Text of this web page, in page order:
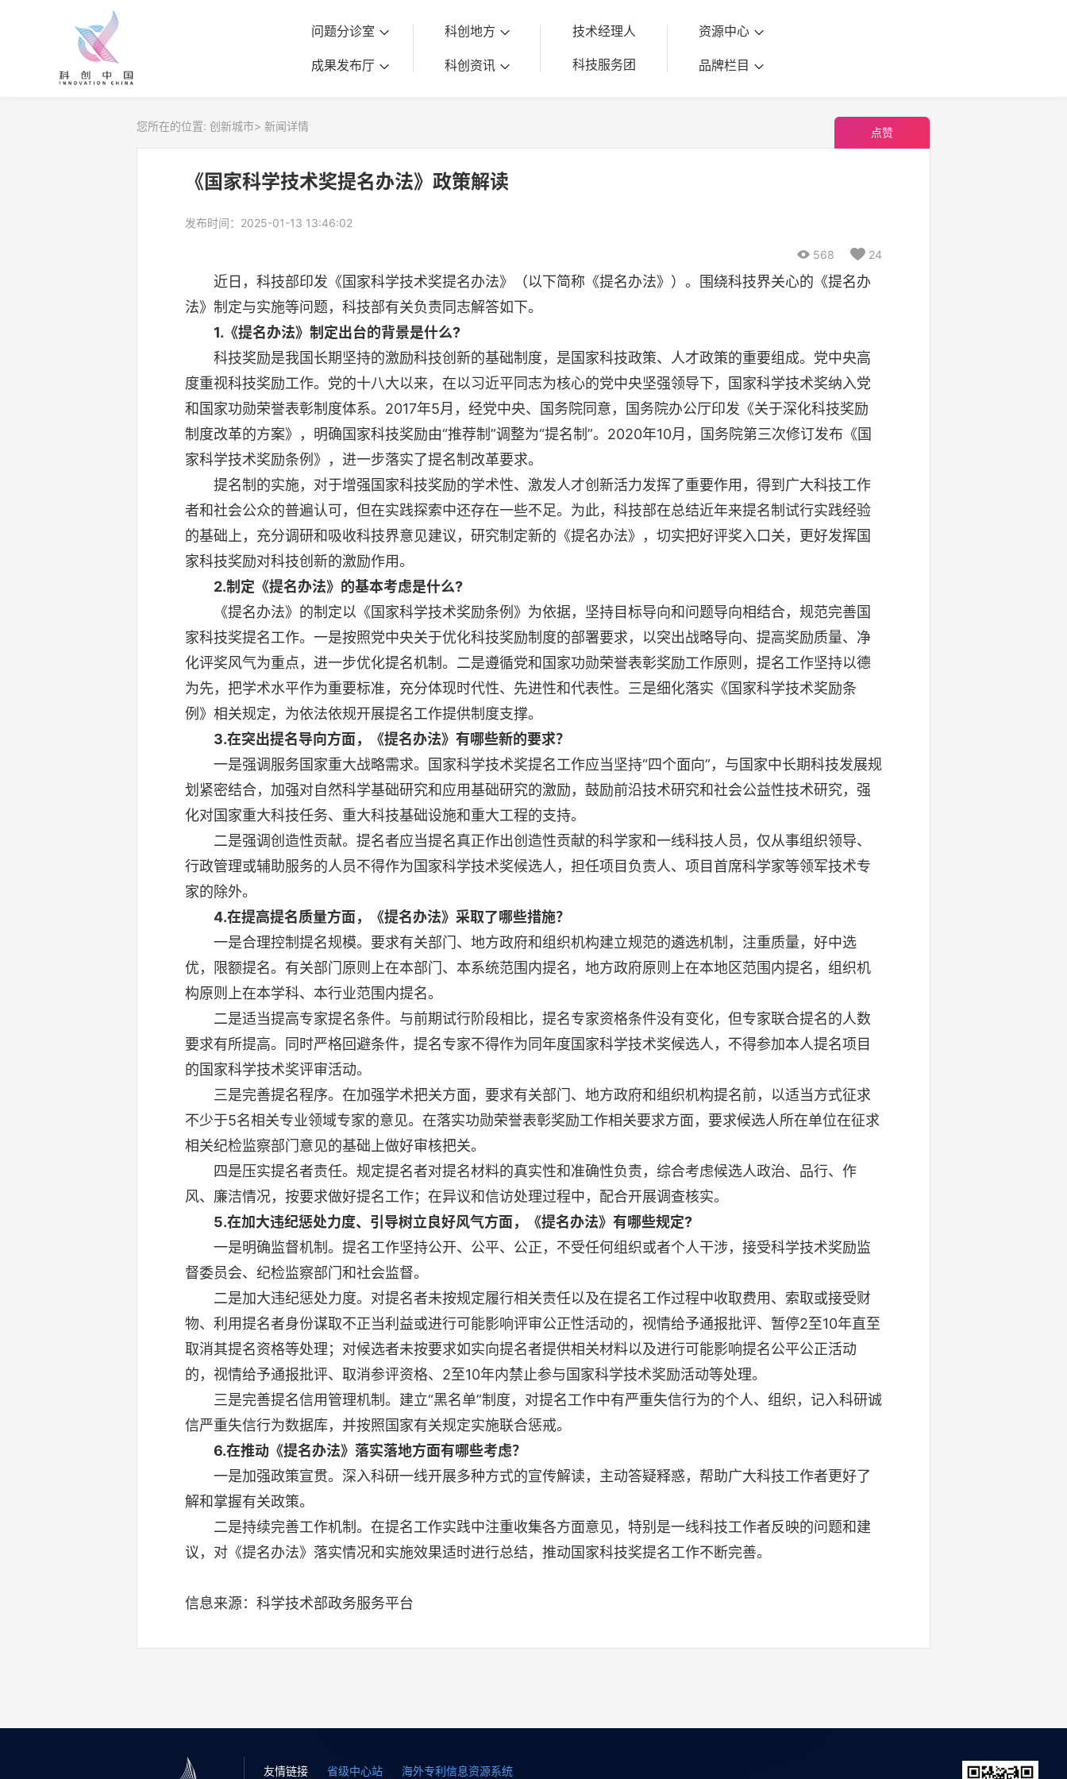
问题分诊室
成果发布厅
科创地方
科创资讯
技术经理人
科技服务团
资源中心
品牌栏目
您所在的位置: 创新城市> 新闻详情 点赞
《国家科学技术奖提名办法》政策解读
发布时间：2025-01-13 13:46:02
 24
 568
近日，科技部印发《国家科学技术奖提名办法》（以下简称《提名办法》）。围绕科技界关心的《提名办
法》制定与实施等问题，科技部有关负责同志解答如下。
1.《提名办法》制定出台的背景是什么?
科技奖励是我国长期坚持的激励科技创新的基础制度，是国家科技政策、人才政策的重要组成。党中央高
度重视科技奖励工作。党的十八大以来，在以习近平同志为核心的党中央坚强领导下，国家科学技术奖纳入党
和国家功勋荣誉表彰制度体系。2017年5月，经党中央、国务院同意，国务院办公厅印发《关于深化科技奖励
制度改革的方案》，明确国家科技奖励由“推荐制”调整为“提名制”。2020年10月，国务院第三次修订发布《国
家科学技术奖励条例》，进一步落实了提名制改革要求。
提名制的实施，对于增强国家科技奖励的学术性、激发人才创新活力发挥了重要作用，得到广大科技工作
者和社会公众的普遍认可，但在实践探索中还存在一些不足。为此，科技部在总结近年来提名制试行实践经验
的基础上，充分调研和吸收科技界意见建议，研究制定新的《提名办法》，切实把好评奖入口关，更好发挥国
家科技奖励对科技创新的激励作用。
2.制定《提名办法》的基本考虑是什么?
《提名办法》的制定以《国家科学技术奖励条例》为依据，坚持目标导向和问题导向相结合，规范完善国
家科技奖提名工作。一是按照党中央关于优化科技奖励制度的部署要求，以突出战略导向、提高奖励质量、净
化评奖风气为重点，进一步优化提名机制。二是遵循党和国家功勋荣誉表彰奖励工作原则，提名工作坚持以德
为先，把学术水平作为重要标准，充分体现时代性、先进性和代表性。三是细化落实《国家科学技术奖励条
例》相关规定，为依法依规开展提名工作提供制度支撑。
3.在突出提名导向方面，《提名办法》有哪些新的要求？
一是强调服务国家重大战略需求。国家科学技术奖提名工作应当坚持“四个面向”，与国家中长期科技发展规
划紧密结合，加强对自然科学基础研究和应用基础研究的激励，鼓励前沿技术研究和社会公益性技术研究，强
化对国家重大科技任务、重大科技基础设施和重大工程的支持。
二是强调创造性贡献。提名者应当提名真正作出创造性贡献的科学家和一线科技人员，仅从事组织领导、
行政管理或辅助服务的人员不得作为国家科学技术奖候选人，担任项目负责人、项目首席科学家等领军技术专
家的除外。
4.在提高提名质量方面，《提名办法》采取了哪些措施？
一是合理控制提名规模。要求有关部门、地方政府和组织机构建立规范的遴选机制，注重质量，好中选
优，限额提名。有关部门原则上在本部门、本系统范围内提名，地方政府原则上在本地区范围内提名，组织机
构原则上在本学科、本行业范围内提名。
二是适当提高专家提名条件。与前期试行阶段相比，提名专家资格条件没有变化，但专家联合提名的人数
要求有所提高。同时严格回避条件，提名专家不得作为同年度国家科学技术奖候选人，不得参加本人提名项目
的国家科学技术奖评审活动。
三是完善提名程序。在加强学术把关方面，要求有关部门、地方政府和组织机构提名前，以适当方式征求
不少于5名相关专业领域专家的意见。在落实功勋荣誉表彰奖励工作相关要求方面，要求候选人所在单位在征求
相关纪检监察部门意见的基础上做好审核把关。
四是压实提名者责任。规定提名者对提名材料的真实性和准确性负责，综合考虑候选人政治、品行、作
风、廉洁情况，按要求做好提名工作；在异议和信访处理过程中，配合开展调查核实。
5.在加大违纪惩处力度、引导树立良好风气方面，《提名办法》有哪些规定?
一是明确监督机制。提名工作坚持公开、公平、公正，不受任何组织或者个人干涉，接受科学技术奖励监
督委员会、纪检监察部门和社会监督。
二是加大违纪惩处力度。对提名者未按规定履行相关责任以及在提名工作过程中收取费用、索取或接受财
物、利用提名者身份谋取不正当利益或进行可能影响评审公正性活动的，视情给予通报批评、暂停2至10年直至
取消其提名资格等处理；对候选者未按要求如实向提名者提供相关材料以及进行可能影响提名公平公正活动
的，视情给予通报批评、取消参评资格、2至10年内禁止参与国家科学技术奖励活动等处理。
三是完善提名信用管理机制。建立“黑名单”制度，对提名工作中有严重失信行为的个人、组织，记入科研诚
信严重失信行为数据库，并按照国家有关规定实施联合惩戒。
6.在推动《提名办法》落实落地方面有哪些考虑？
一是加强政策宣贯。深入科研一线开展多种方式的宣传解读，主动答疑释惑，帮助广大科技工作者更好了
解和掌握有关政策。
二是持续完善工作机制。在提名工作实践中注重收集各方面意见，特别是一线科技工作者反映的问题和建
议，对《提名办法》落实情况和实施效果适时进行总结，推动国家科技奖提名工作不断完善。
信息来源：科学技术部政务服务平台
友情链接 省级中心站 海外专利信息资源系统